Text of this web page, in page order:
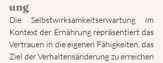
ung
Die Selbstwirksamkeitserwartung im
Kontext der Ernährung repräsentiert das
Vertrauen in die eigenen Fähigkeiten, das
Ziel der Verhaltensänderung zu erreichen